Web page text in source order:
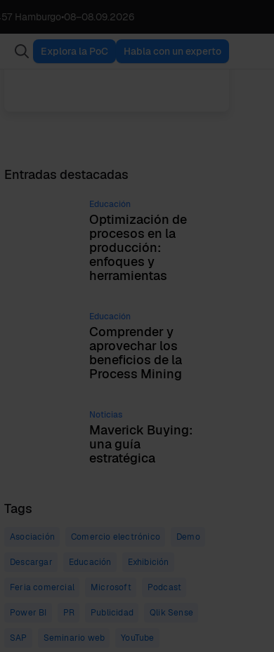
Hamburgo•08–08.09.2026
Explora la PoC Habla con un experto
Lucas M. Schroth
CEO & Founder
VER TODAS LAS
ENTRADAS
Entradas destacadas
Educación
Optimización de
procesos en la
producción:
enfoques y
herramientas
Educación
Comprender y
aprovechar los
beneficios de la
Process Mining
Noticias
Maverick Buying:
una guía
estratégica
Tags
Asociación Comercio electrónico Demo
Descargar Educación Exhibición
Feria comercial Microsoft Podcast
Power BI PR Publicidad Qlik Sense
SAP Seminario web YouTube